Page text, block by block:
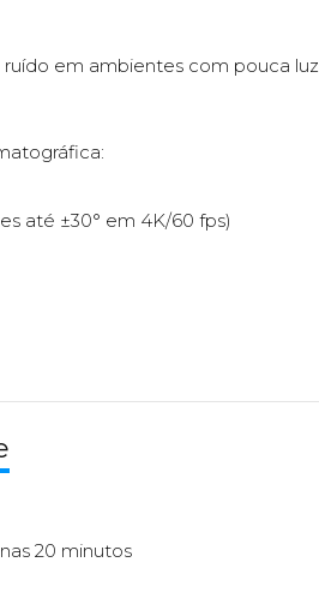
em ambientes com pouca luz
até ±30° em 4K/60 fps)
20 minutos